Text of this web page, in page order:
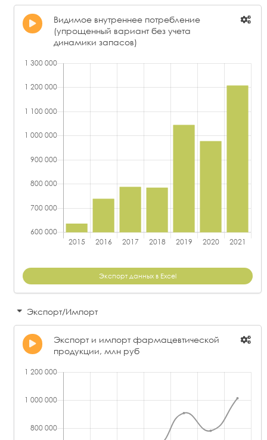
Видимое внутреннее потребление
(упрощенный вариант без учета
динамики запасов)
Экспорт данных в Excel
Экспорт/Импорт
Экспорт и импорт фармацевтической
продукции, млн руб